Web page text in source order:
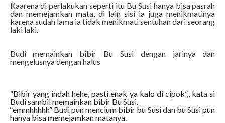
Kaarena di perlakukan seperti itu Bu Susi hanya bisa pasrah
dan memejamkan mata, di lain sisi ia juga menikmatinya
karena sudah lama ia tidak menikmati sentuhan dari seorang
laki laki.
Budi memainkan bibir Bu Susi dengan jarinya dan
mengelusnya dengan halus
“Bibir yang indah hehe, pasti enak ya kalo di cipok”,, kata si
Budi sambil memainkan bibir Bu Susi.
‘’emmhhhhh” Budi pun mencium bibir bu Susi dan bu Susi pun
hanya bisa memejamkan matanya.